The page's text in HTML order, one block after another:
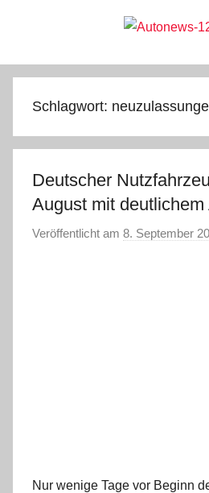
Autonews-
123.de
Schlagwort:
Deutscher
August mit deutlichem
Veröffentlicht am 8. September
Nur wenige Tage vor Beginn